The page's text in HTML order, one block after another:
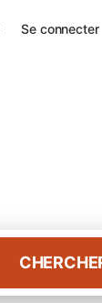
Se connecter